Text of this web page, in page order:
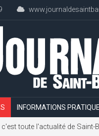
INFORMATIONS
toute l'actualité de Saint-